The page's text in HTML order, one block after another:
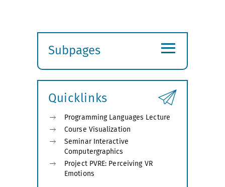
Subpages
submenu
≡
Quicklinks
Programming Languages Lecture
Course Visualization
Seminar Interactive
Computergraphics
Project PVRE: Perceiving VR
Emotions